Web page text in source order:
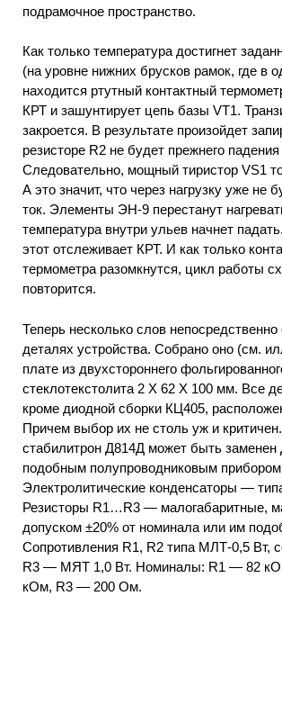
подрамочное пространство.
Как только температура достигнет
(на уровне нижних брусков рамок, где в
находится ртутный контактный
КРТ и зашунтирует цепь базы VT1.
закроется. В результате произойдет
резисторе R2 не будет прежнего
Следовательно, мощный тиристор VS1
А это значит, что через нагрузку уже не
ток. Элементы ЭН-9 перестанут
температура внутри ульев начнет
этот отслеживает КРТ. И как только
термометра разомкнутся, цикл работы
повторится.
Теперь несколько слов непосредственно
деталях устройства. Собрано оно (см.
плате из двухстороннего
стеклотекстолита 2 Х 62 X 100 мм. Все
кроме диодной сборки КЦ405,
Причем выбор их не столь уж и
стабилитрон Д814Д может быть заменен
подобным полупроводниковым
Электролитические конденсаторы —
Резисторы R1…R3 — малогабаритные,
допуском ±20% от номинала или им
Сопротивления R1, R2 типа МЛТ-0,5 Вт,
R3 — МЯТ 1,0 Вт. Номиналы: R1 — 82
кОм, R3 — 200 Ом.